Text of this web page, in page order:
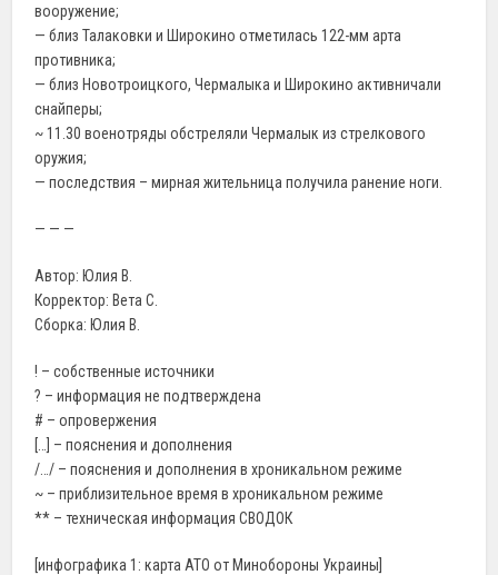
вооружение;
— близ Талаковки и Широкино отметилась 122-мм арта
противника;
— близ Новотроицкого, Чермалыка и Широкино активничали
снайперы;
~ 11.30 военотряды обстреляли Чермалык из стрелкового
оружия;
— последствия – мирная жительница получила ранение ноги.
— — —
Автор: Юлия В.
Корректор: Вета С.
Сборка: Юлия В.
! – собственные источники
? – информация не подтверждена
# – опровержения
[…] – пояснения и дополнения
/…/ – пояснения и дополнения в хроникальном режиме
~ – приблизительное время в хроникальном режиме
** – техническая информация СВОДОК
[инфографика 1: карта АТО от Минобороны Украины]